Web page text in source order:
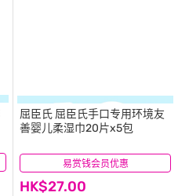
易赏钱会员优惠
屈臣氏 屈臣氏手口专用环境友
善婴儿柔湿巾20片x5包
HK$27.00
(734)